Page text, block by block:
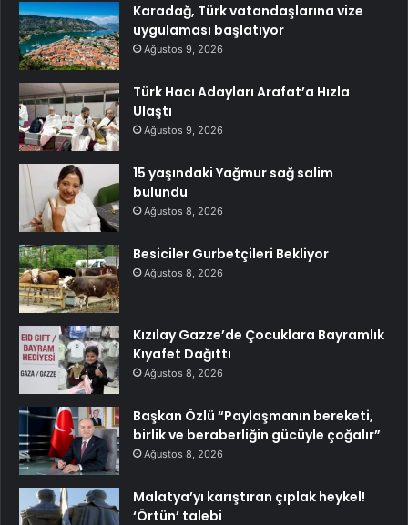
Karadağ, Türk vatandaşlarına vize
uygulaması başlatıyor
Ağustos 9, 2026
Türk Hacı Adayları Arafat’a Hızla
Ulaştı
Ağustos 9, 2026
15 yaşındaki Yağmur sağ salim
bulundu
Ağustos 8, 2026
Besiciler Gurbetçileri Bekliyor
Ağustos 8, 2026
Kızılay Gazze’de Çocuklara Bayramlık
Kıyafet Dağıttı
Ağustos 8, 2026
Başkan Özlü “Paylaşmanın bereketi,
birlik ve beraberliğin gücüyle çoğalır”
Ağustos 8, 2026
Malatya’yı karıştıran çıplak heykel!
‘Örtün’ talebi